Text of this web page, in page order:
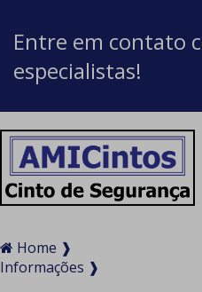
Entre em contato
especialistas!
Home ❱
Informações ❱